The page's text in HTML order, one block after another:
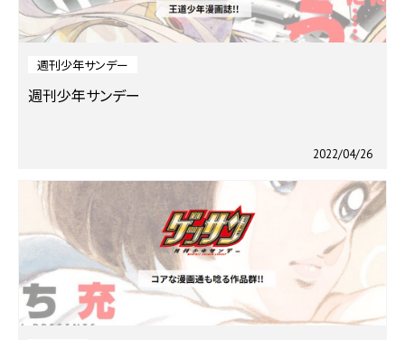
週刊少年サンデー
週刊少年サンデー
2022/04/26